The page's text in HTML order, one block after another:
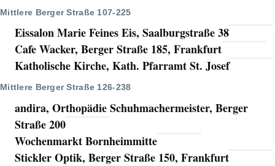
Mittlere Berger Straße 107-225
Eissalon Marie Feines Eis, Saalburgstraße 38
Cafe Wacker, Berger Straße 185, Frankfurt
Katholische Kirche, Kath. Pfarramt St. Josef
Mittlere Berger Straße 126-238
andira, Orthopädie Schuhmachermeister, Berger
Straße 200
Wochenmarkt Bornheimmitte
Stickler Optik, Berger Straße 150, Frankfurt